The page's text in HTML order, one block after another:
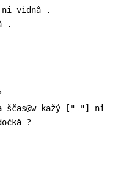
ni vidnâ .
.
kažý ["-"] ni
?